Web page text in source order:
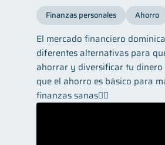
Finanzas personales Ahorro
El mercado financiero
diferentes alternativas para
ahorrar y diversificar tu dinero
que el ahorro es básico para
finanzas sanas👌🏼